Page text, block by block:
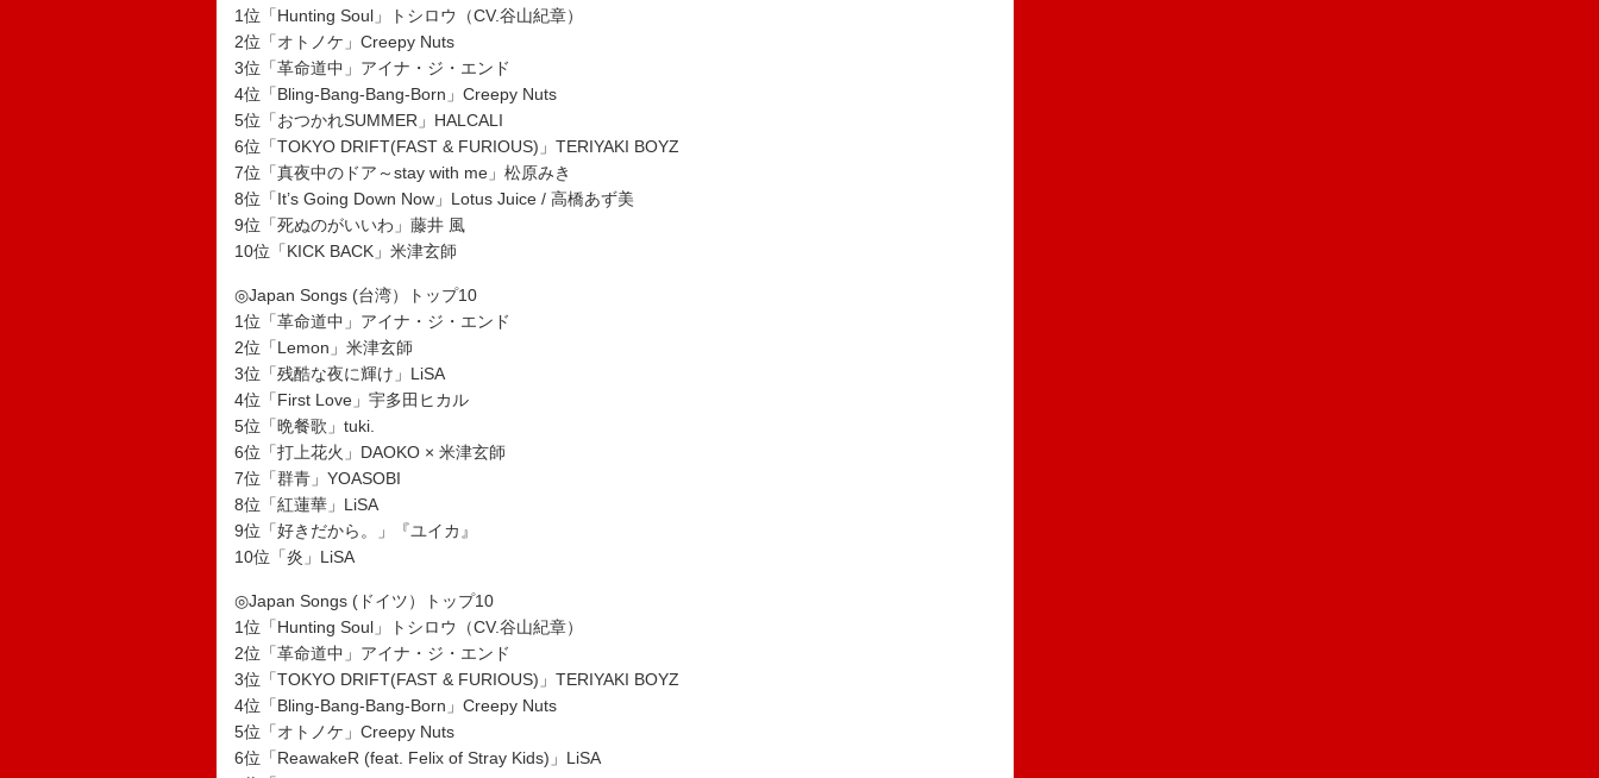
1位「Hunting Soul」トシロウ（CV.谷山紀章）
2位「オトノケ」Creepy Nuts
3位「革命道中」アイナ・ジ・エンド
4位「Bling-Bang-Bang-Born」Creepy Nuts
5位「おつかれSUMMER」HALCALI
6位「TOKYO DRIFT(FAST & FURIOUS)」TERIYAKI BOYZ
7位「真夜中のドア～stay with me」松原みき
8位「It’s Going Down Now」Lotus Juice / 高橋あず美
9位「死ぬのがいいわ」藤井 風
10位「KICK BACK」米津玄師
◎Japan Songs (台湾）トップ10
1位「革命道中」アイナ・ジ・エンド
2位「Lemon」米津玄師
3位「残酷な夜に輝け」LiSA
4位「First Love」宇多田ヒカル
5位「晩餐歌」tuki.
6位「打上花火」DAOKO × 米津玄師
7位「群青」YOASOBI
8位「紅蓮華」LiSA
9位「好きだから。」『ユイカ』
10位「炎」LiSA
◎Japan Songs (ドイツ）トップ10
1位「Hunting Soul」トシロウ（CV.谷山紀章）
2位「革命道中」アイナ・ジ・エンド
3位「TOKYO DRIFT(FAST & FURIOUS)」TERIYAKI BOYZ
4位「Bling-Bang-Bang-Born」Creepy Nuts
5位「オトノケ」Creepy Nuts
6位「ReawakeR (feat. Felix of Stray Kids)」LiSA